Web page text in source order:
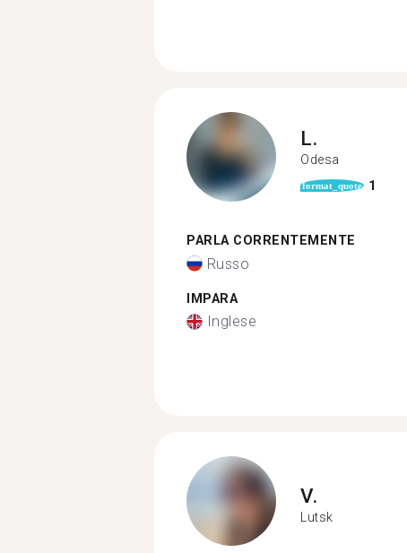
L.
Odesa
format_quote 1
PARLA CORRENTEMENTE
Russo
IMPARA
Inglese
V.
Lutsk